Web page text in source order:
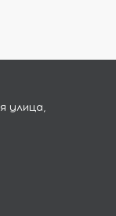
улица,